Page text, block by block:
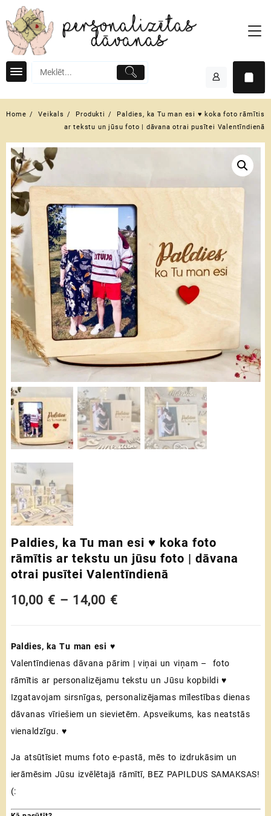
to
content
Home Veikals Produkti
Paldies, ka Tu man esi ♥ koka foto rāmītis
ar tekstu un jūsu foto | dāvana otrai pusītei Valentīndienā
Paldies, ka Tu man esi ♥ koka foto
rāmītis ar tekstu un jūsu foto | dāvana
otrai pusītei Valentīndienā
10,00 € – 14,00 €Price
through
14,00 €
Paldies, ka Tu man esi ♥
Valentīndienas dāvana pārim | viņai un viņam – foto
rāmītis ar personalizējamu tekstu un Jūsu kopbildi ♥
Izgatavojam sirsnīgas, personalizējamas mīlestības dienas
dāvanas vīriešiem un sievietēm. Apsveikums, kas neatstās
vienaldzīgu. ♥
Ja atsūtīsiet mums foto e-pastā, mēs to izdrukāsim un
ierāmēsim Jūsu izvēlētajā rāmītī, BEZ PAPILDUS SAMAKSAS!
(: